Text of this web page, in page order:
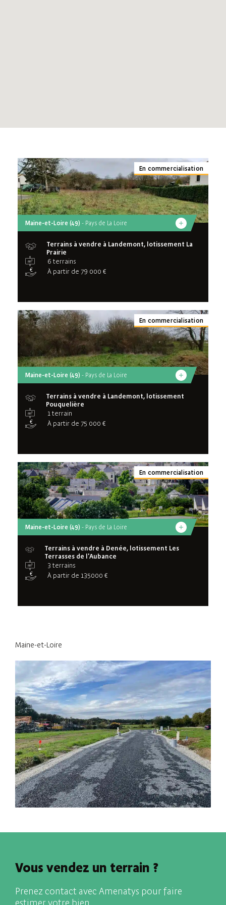
En commercialisation
Maine-et-Loire (49) - Pays de La Loire
Terrains à vendre à Landemont, lotissement La
Prairie
6 terrains
À partir de 79 000 €
En commercialisation
Maine-et-Loire (49) - Pays de La Loire
Terrains à vendre à Landemont, lotissement
Pouquelière
1 terrain
À partir de 75 000 €
En commercialisation
Maine-et-Loire (49) - Pays de La Loire
Terrains à vendre à Denée, lotissement Les
Terrasses de l'Aubance
3 terrains
À partir de 135000 €
Maine-et-Loire
Vous vendez un terrain ?
Prenez contact avec Amenatys pour faire